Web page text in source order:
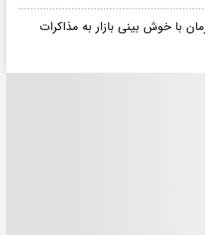
با خوش بینی بازار به مذاکرات